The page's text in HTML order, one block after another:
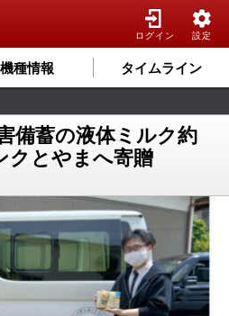
ログイン 設定
機種情報 タイムライン
備蓄の液体ミルク約
クとやまへ寄贈